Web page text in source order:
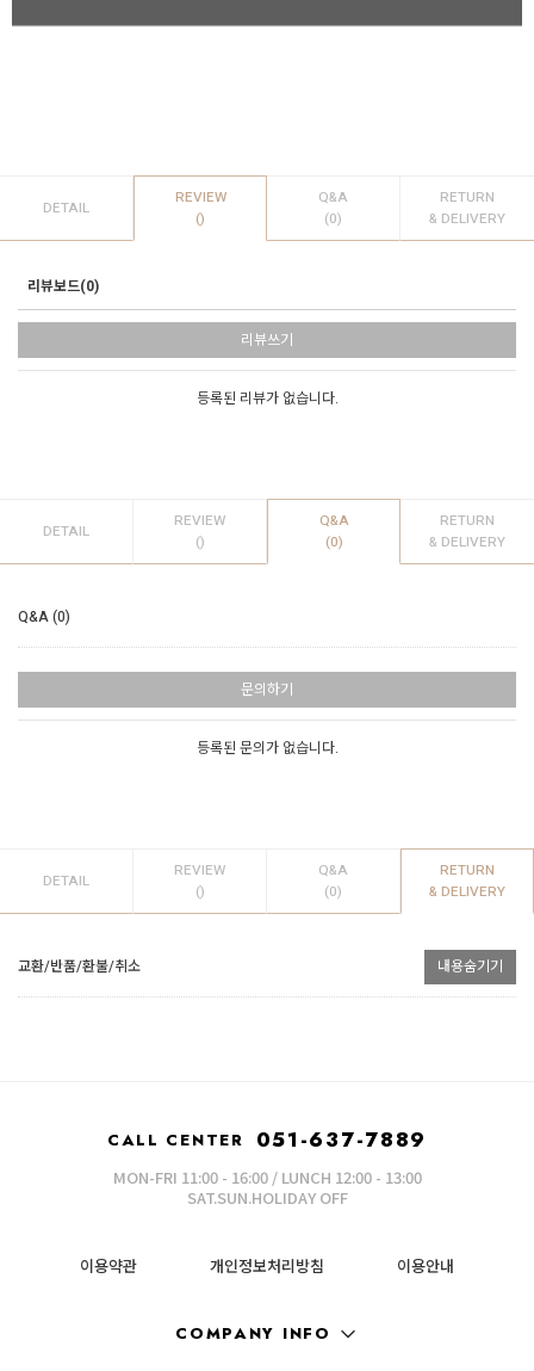
DETAIL
REVIEW
()
Q&A
(0)
RETURN
& DELIVERY
리뷰보드(0)
리뷰쓰기
등록된 리뷰가 없습니다.
DETAIL
REVIEW
()
Q&A
(0)
RETURN
& DELIVERY
Q&A (0)
문의하기
등록된 문의가 없습니다.
DETAIL
REVIEW
()
Q&A
(0)
RETURN
& DELIVERY
교환/반품/환불/취소 내용숨기기
CALL CENTER 051-637-7889
MON-FRI 11:00 - 16:00 / LUNCH 12:00 - 13:00
SAT.SUN.HOLIDAY OFF
이용약관 개인정보처리방침 이용안내
COMPANY INFO